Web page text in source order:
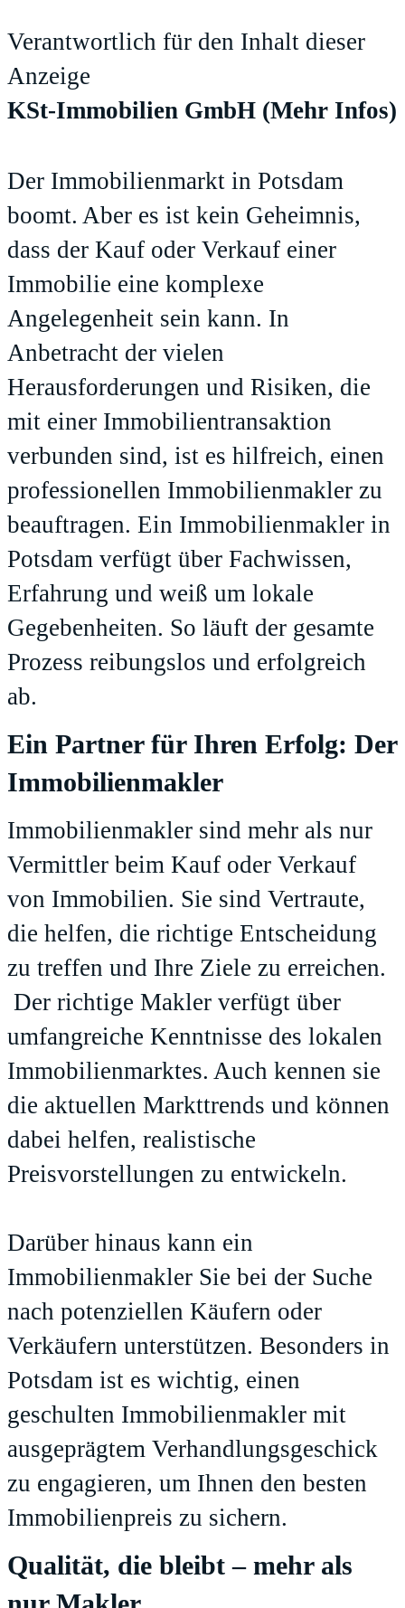
Verantwortlich für den Inhalt dieser
Anzeige
KSt-Immobilien GmbH (Mehr Infos)
Der Immobilienmarkt in Potsdam
boomt. Aber es ist kein Geheimnis,
dass der Kauf oder Verkauf einer
Immobilie eine komplexe
Angelegenheit sein kann. In
Anbetracht der vielen
Herausforderungen und Risiken, die
mit einer Immobilientransaktion
verbunden sind, ist es hilfreich, einen
professionellen Immobilienmakler zu
beauftragen. Ein Immobilienmakler in
Potsdam verfügt über Fachwissen,
Erfahrung und weiß um lokale
Gegebenheiten. So läuft der gesamte
Prozess reibungslos und erfolgreich
ab.
Ein Partner für Ihren Erfolg: Der
Immobilienmakler
Immobilienmakler sind mehr als nur
Vermittler beim Kauf oder Verkauf
von Immobilien. Sie sind Vertraute,
die helfen, die richtige Entscheidung
zu treffen und Ihre Ziele zu erreichen.
Der richtige Makler verfügt über
umfangreiche Kenntnisse des lokalen
Immobilienmarktes. Auch kennen sie
die aktuellen Markttrends und können
dabei helfen, realistische
Preisvorstellungen zu entwickeln.
Darüber hinaus kann ein
Immobilienmakler Sie bei der Suche
nach potenziellen Käufern oder
Verkäufern unterstützen. Besonders in
Potsdam ist es wichtig, einen
geschulten Immobilienmakler mit
ausgeprägtem Verhandlungsgeschick
zu engagieren, um Ihnen den besten
Immobilienpreis zu sichern.
Qualität, die bleibt – mehr als